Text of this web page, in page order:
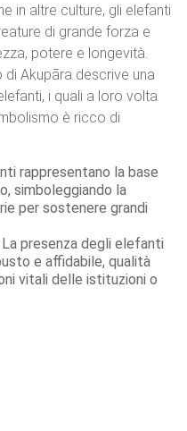
in altre culture, gli elefanti
di grande forza e
potere e longevità.
Akupāra descrive una
i quali a loro volta
è ricco di
rappresentano la base
simboleggiando la
per sostenere grandi
La presenza degli elefanti
e affidabile, qualità
vitali delle istituzioni o